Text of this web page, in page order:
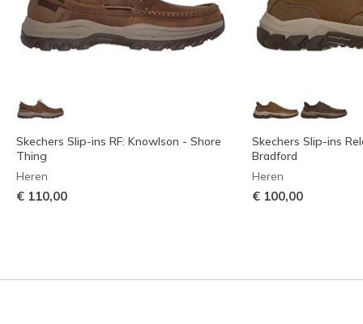
Skechers Slip-ins RF: Knowlson - Shore
Thing
Heren
€ 110,00
Skechers Slip-ins
Bradford
Heren
€ 100,00